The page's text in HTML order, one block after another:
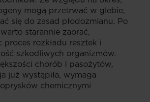
mogą przetrwać w glebie,
się do zasad płodozmianu. Po
starannie zaorać,
proces rozkładu resztek i
szkodliwych organizmów.
chorób i pasożytów,
już wystąpiła, wymaga
chemicznymi